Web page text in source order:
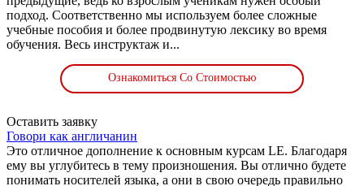
подход. Соответственно мы используем более сложные
учебные пособия и более продвинутую лексику во время
обучения. Весь инструктаж и...
Ознакомиться Со Стоимостью
Оставить заявку
Говори как англичанин
Это отличное дополнение к основным курсам LE. Благодаря
ему вы углубитесь в тему произношения. Вы отлично будете
понимать носителей языка, а они в свою очередь правильно